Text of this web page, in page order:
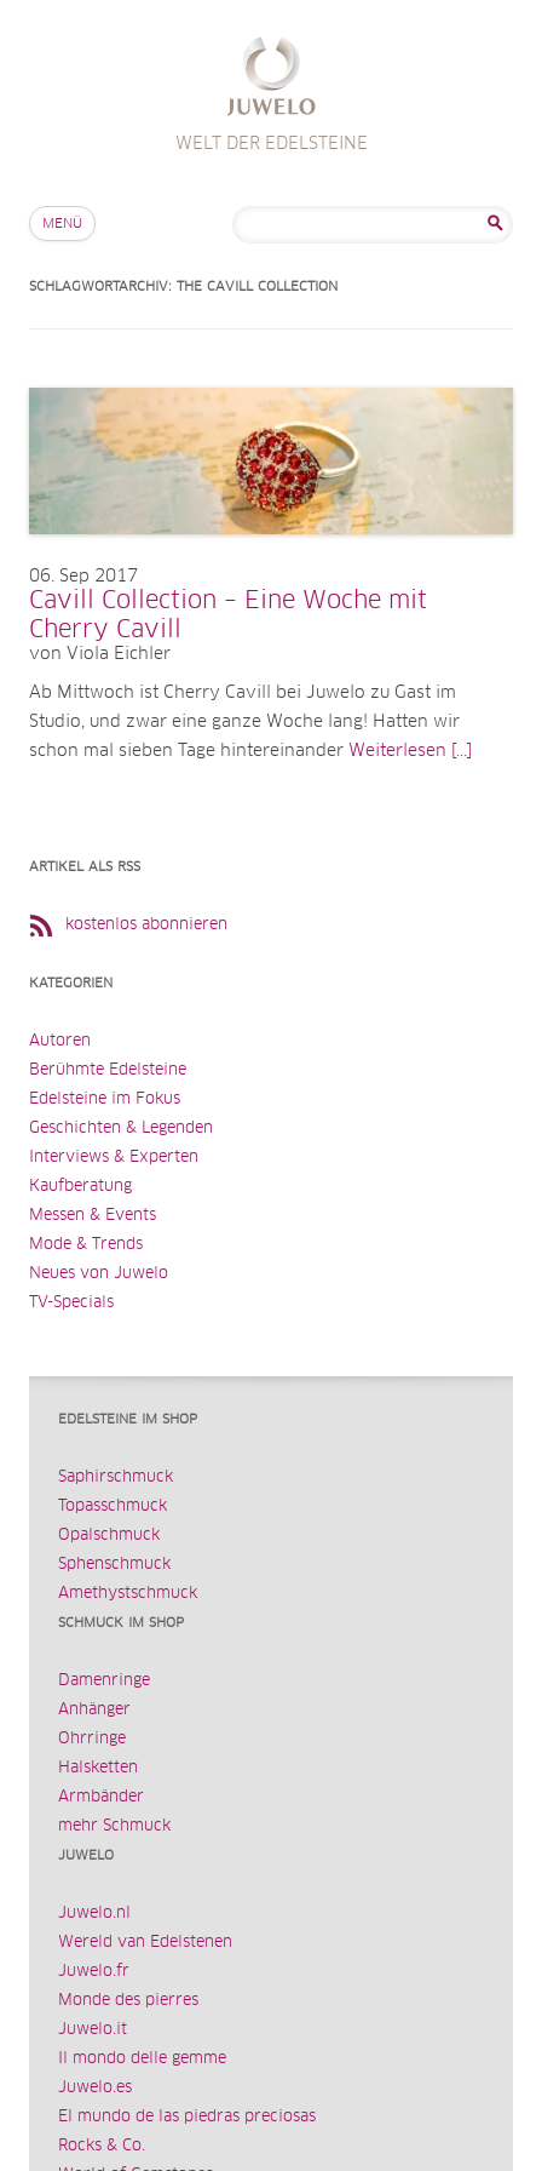
WELT DER EDELSTEINE
MENÜ
SCHLAGWORTARCHIV: THE CAVILL COLLECTION
06 Sep 2017
Cavill Collection – Eine Woche mit
Cherry Cavill
von Viola Eichler
Ab Mittwoch ist Cherry Cavill bei Juwelo zu Gast im
Studio, und zwar eine ganze Woche lang! Hatten wir
schon mal sieben Tage hintereinander Weiterlesen [...]
ARTIKEL ALS RSS
kostenlos abonnieren
KATEGORIEN
Autoren
Berühmte Edelsteine
Edelsteine im Fokus
Geschichten & Legenden
Interviews & Experten
Kaufberatung
Messen & Events
Mode & Trends
Neues von Juwelo
TV-Specials
EDELSTEINE IM SHOP
Saphirschmuck
Topasschmuck
Opalschmuck
Sphenschmuck
Amethystschmuck
SCHMUCK IM SHOP
Damenringe
Anhänger
Ohrringe
Halsketten
Armbänder
mehr Schmuck
JUWELO
Juwelo.nl
Wereld van Edelstenen
Juwelo.fr
Monde des pierres
Juwelo.it
Il mondo delle gemme
Juwelo.es
El mundo de las piedras preciosas
Rocks & Co.